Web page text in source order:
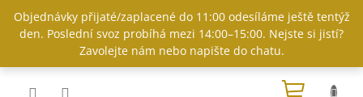
obsah
Objednávky přijaté/zaplacené do 11:00 odesíláme ještě tentýž
den. Poslední svoz probíhá mezi 14:00–15:00. Nejste si jistí?
Zavolejte nám nebo napište do chatu.